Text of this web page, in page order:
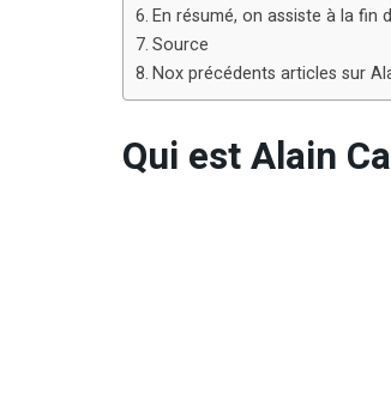
En résumé, on assiste à la fin
Source
Nox précédents articles sur
Qui est Alain